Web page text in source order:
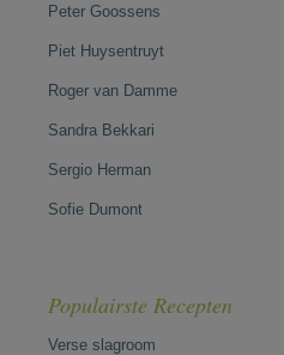
Peter Goossens
Piet Huysentruyt
Roger van Damme
Sandra Bekkari
Sergio Herman
Sofie Dumont
Populairste Recepten
Verse slagroom